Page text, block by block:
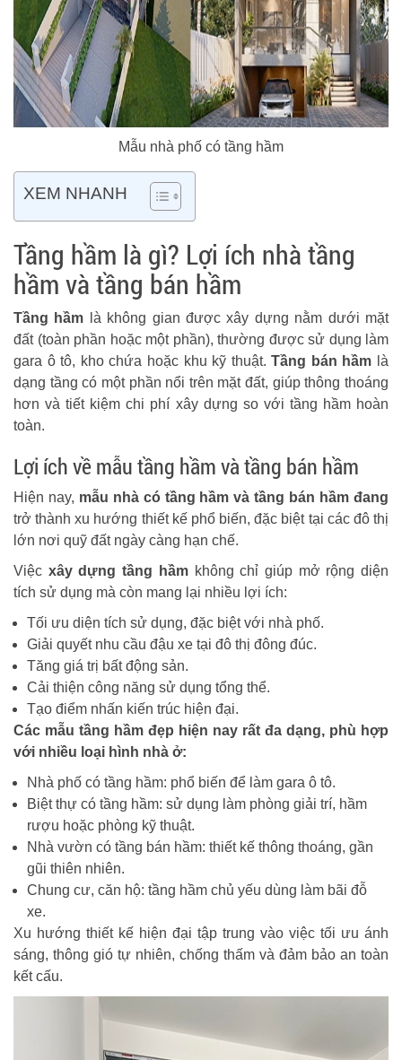
Mẫu nhà phố có tầng hầm
XEM NHANH
Tầng hầm là gì? Lợi ích nhà tầng
hầm và tầng bán hầm
Tầng hầm là không gian được xây dựng nằm dưới mặt
đất (toàn phần hoặc một phần), thường được sử dụng làm
gara ô tô, kho chứa hoặc khu kỹ thuật.Tầng bán hầm là
dạng tầng có một phần nổi trên mặt đất, giúp thông thoáng
hơn và tiết kiệm chi phí xây dựng so với tầng hầm hoàn
toàn.
Lợi ích về mẫu tầng hầm và tầng bán hầm
Hiện nay, mẫu nhà có tầng hầm và tầng bán hầm đang
trở thành xu hướng thiết kế phổ biến, đặc biệt tại các đô thị
lớn nơi quỹ đất ngày càng hạn chế.
Việc xây dựng tầng hầmkhông chỉ giúp mở rộng diện
tích sử dụng mà còn mang lại nhiều lợi ích:
Tối ưu diện tích sử dụng, đặc biệt với nhà phố.
Giải quyết nhu cầu đậu xe tại đô thị đông đúc.
Tăng giá trị bất động sản.
Cải thiện công năng sử dụng tổng thể.
Tạo điểm nhấn kiến trúc hiện đại.
Các mẫu tầng hầm đẹp hiện nay rất đa dạng, phù hợp
với nhiều loại hình nhà ở:
Nhà phố có tầng hầm: phổ biến để làm gara ô tô.
Biệt thự có tầng hầm: sử dụng làm phòng giải trí, hầm
rượu hoặc phòng kỹ thuật.
Nhà vườn có tầng bán hầm: thiết kế thông thoáng, gần
gũi thiên nhiên.
Chung cư, căn hộ: tầng hầm chủ yếu dùng làm bãi đỗ
xe.
Xu hướng thiết kế hiện đại tập trung vào việc tối ưu ánh
sáng, thông gió tự nhiên, chống thấm và đảm bảo an toàn
kết cấu.